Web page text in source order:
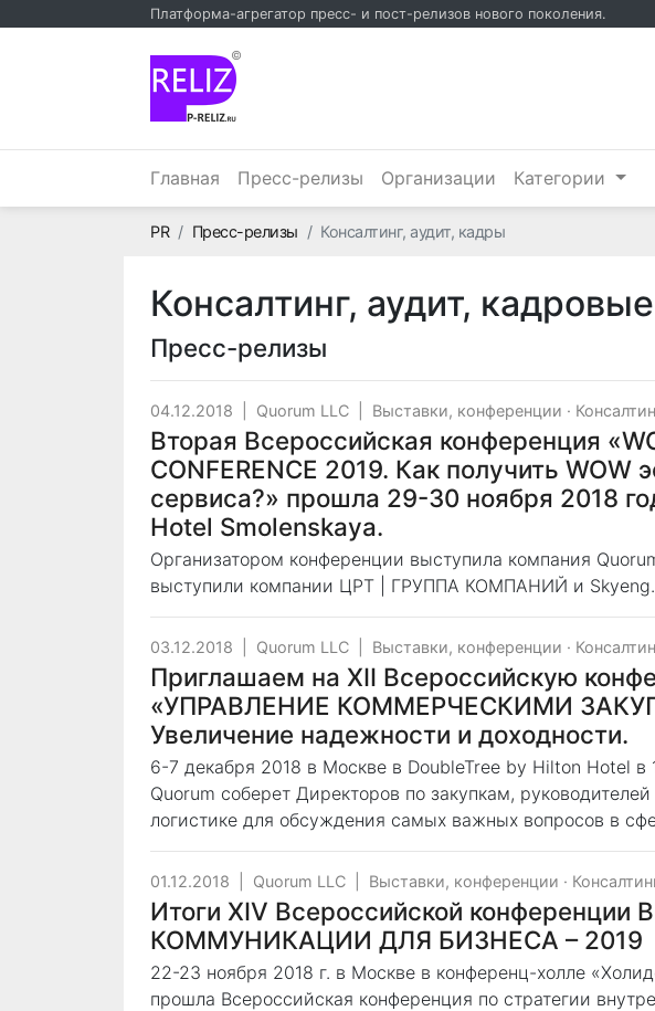
Платформа-агрегатор пресс- и пост-релизов нового поколения.
©
Главная Пресс-релизы Организации Категории
PRГлавная
Пресс-релизы Консалтинг, аудит, кадры
Консалтинг, аудит,
Пресс-релизы
04.12.2018 Quorum LLC Выставки, конференции ·
Вторая Всероссийская конференция
CONFERENCE 2019. Как получить WOW
сервиса?» прошла 29-30 ноября 2018
Hotel Smolenskaya.
Организатором конференции выступила компания
выступили компании ЦРТ | ГРУППА КОМПАНИЙ и Skyeng.
03.12.2018 Quorum LLC Выставки, конференции ·
Приглашаем на XII Всероссийскую
«УПРАВЛЕНИЕ КОММЕРЧЕСКИМИ
Увеличение надежности и доходности.
6-7 декабря 2018 в Москве в DoubleTree by Hilton Hotel в
Quorum соберет Директоров по закупкам,
логистике для обсуждения самых важных вопросов в
01.12.2018 Quorum LLC Выставки, конференции ·
Итоги XIV Всероссийской
КОММУНИКАЦИИ ДЛЯ БИЗНЕСА – 2019
22-23 ноября 2018 г. в Москве в конференц-холле
прошла Всероссийская конференция по стратегии